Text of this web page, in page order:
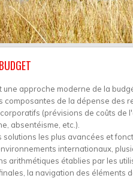
une approche moderne de la
de la dépense des
(prévisions de coûts de
absentéisme, etc.).
solutions les plus avancées et
internationaux,
arithmétiques établies par les
la navigation des éléments